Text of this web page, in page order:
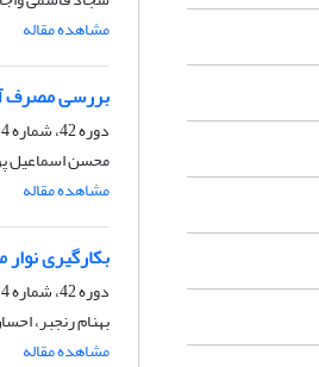
مشاهده مقاله
بررسی مصرف
دوره 42، شماره 4، زمستان 1402، صفحه
محسن اسماعیل
مشاهده مقاله
بکارگیری
دوره 42، شماره 4، زمستان 1402، صفحه
بهنام رنجبر،
مشاهده مقاله